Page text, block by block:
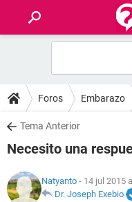
FOROS
SALUD
NUTRICIÓN
Foros Embarazo
Tema Anterior
Necesito una
Natyanto - 14 jul 2015
Dr. Joseph Exebio